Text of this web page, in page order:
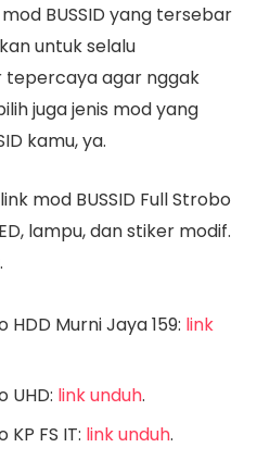
BUSSID yang tersebar
untuk selalu
tepercaya agar nggak
juga jenis mod yang
kamu, ya.
mod BUSSID Full Strobo
lampu, dan stiker modif.
HDD Murni Jaya 159: link
UHD: link unduh.
FS IT: link unduh.